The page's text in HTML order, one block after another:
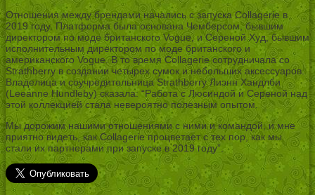
Отношения между брендами начались с запуска Collagerie в
2019 году. Платформа была основана Чемберсом, бывшим
директором по моде британского Vogue, и Сереной Худ, бывшим
исполнительным директором по моде британского и
американского Vogue. В то время Collagerie сотрудничала со
Strathberry в создании четырех сумок и небольших аксессуаров.
Владелица и соучредительница Strathberry Лиэнн Хандлби
(Leeanne Hundleby) сказала: “Работа с Люсиндой и Сереной над
этой коллекцией стала невероятно полезным опытом.
Мы дорожим нашими отношениями с ними и командой, и мне
приятно видеть, как Collagerie процветает с тех пор, как мы
стали их партнерами при запуске в 2019 году”.